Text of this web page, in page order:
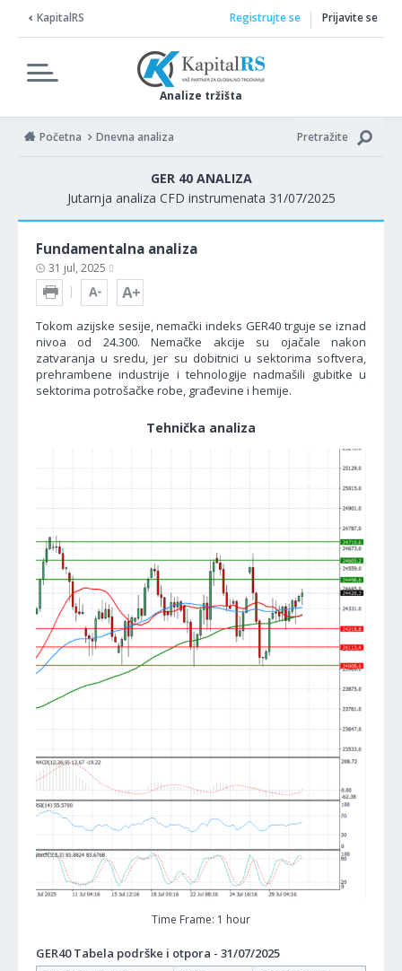
KapitalRS
Analize tržišta
Registrujte se Prijavite se
Početna Dnevna analiza Pretražite
GER 40 ANALIZA
Jutarnja analiza CFD instrumenata 31/07/2025
Fundamentalna analiza
31 jul, 2025
Tokom azijske sesije, nemački indeks GER40 trguje se iznad
nivoa od 24.300. Nemačke akcije su ojačale nakon
zatvaranja u sredu, jer su dobitnici u sektorima softvera,
prehrambene industrije i tehnologije nadmašili gubitke u
sektorima potrošačke robe, građevine i hemije.
Tehnička analiza
Time Frame: 1 hour
GER40 Tabela podrške i otpora - 31/07/2025